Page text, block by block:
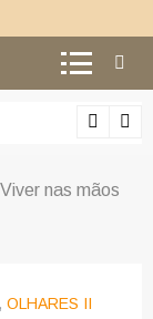
do conflito
nas mãos
, OLHARES II